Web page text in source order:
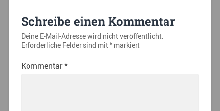
Schreibe einen Kommentar
Deine E-Mail-Adresse wird nicht veröffentlicht.
Erforderliche Felder sind mit*markiert
Kommentar*